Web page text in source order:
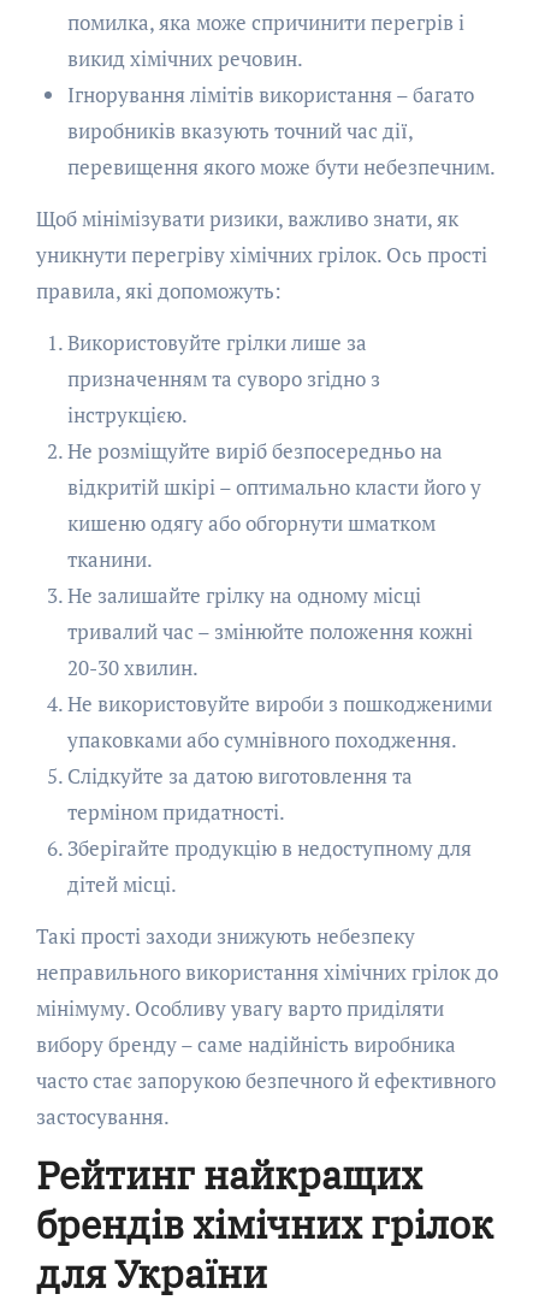
помилка, яка може спричинити перегрів і
викид хімічних речовин.
Ігнорування лімітів використання – багато
виробників вказують точний час дії,
перевищення якого може бути небезпечним.
Щоб мінімізувати ризики, важливо знати, як
уникнути перегріву хімічних грілок. Ось прості
правила, які допоможуть:
Використовуйте грілки лише за
призначенням та суворо згідно з
інструкцією.
Не розміщуйте виріб безпосередньо на
відкритій шкірі – оптимально класти його у
кишеню одягу або обгорнути шматком
тканини.
Не залишайте грілку на одному місці
тривалий час – змінюйте положення кожні
20-30 хвилин.
Не використовуйте вироби з пошкодженими
упаковками або сумнівного походження.
Слідкуйте за датою виготовлення та
терміном придатності.
Зберігайте продукцію в недоступному для
дітей місці.
Такі прості заходи знижують небезпеку
неправильного використання хімічних грілок до
мінімуму. Особливу увагу варто приділяти
вибору бренду – саме надійність виробника
часто стає запорукою безпечного й ефективного
застосування.
Рейтинг найкращих
брендів хімічних грілок
для України